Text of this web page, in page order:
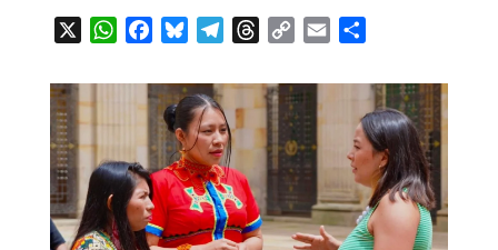
WhatsApp
FacebookBlueskyTelegramThreads
Copy Email